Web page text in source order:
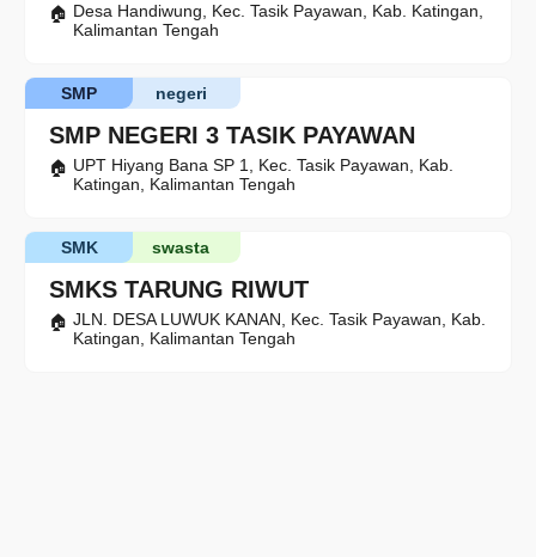
Desa Handiwung, Kec. Tasik Payawan, Kab. Katingan,
Kalimantan Tengah
SMP NEGERI 3 TASIK PAYAWAN
negeri
SMP
UPT Hiyang Bana SP 1, Kec. Tasik Payawan, Kab.
Katingan, Kalimantan Tengah
SMKS TARUNG RIWUT
swasta
SMK
JLN. DESA LUWUK KANAN, Kec. Tasik Payawan, Kab.
Katingan, Kalimantan Tengah